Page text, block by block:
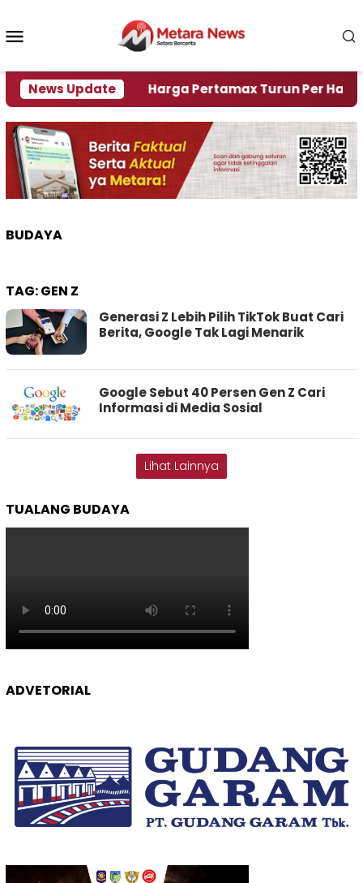
konten
News Update
Krisi Air Harga Pertamax Turun Per Hari Ini,
BUDAYA
TAG:GEN Z
Generasi Z Lebih Pilih TikTok Buat Cari
Berita, Google Tak Lagi Menarik
Google Sebut 40 Persen Gen Z Cari
Informasi di Media Sosial
Lihat Lainnya
TUALANG BUDAYA
ADVETORIAL